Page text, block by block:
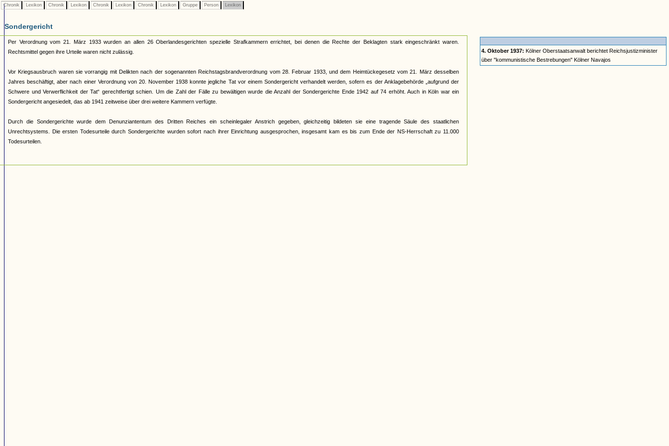
Chronik Lexikon Chronik Lexikon Chronik Lexikon Chronik Lexikon Gruppe Person Lexikon
Sondergericht
Per Verordnung vom 21. März 1933 wurden an allen 26 Oberlandesgerichten spezielle Strafkammern errichtet, bei denen die Rechte der Beklagten stark eingeschränkt waren.
Rechtsmittel gegen ihre Urteile waren nicht zulässig.
Vor Kriegsausbruch waren sie vorrangig mit Delikten nach der sogenannten Reichstagsbrandverordnung vom 28. Februar 1933, und dem Heimtückegesetz vom 21. März desselben
Jahres beschäftigt, aber nach einer Verordnung von 20. November 1938 konnte jegliche Tat vor einem Sondergericht verhandelt werden, sofern es der Anklagebehörde „aufgrund der
Schwere und Verwerflichkeit der Tat“ gerechtfertigt schien. Um die Zahl der Fälle zu bewältigen wurde die Anzahl der Sondergerichte Ende 1942 auf 74 erhöht. Auch in Köln war ein
Sondergericht angesiedelt, das ab 1941 zeitweise über drei weitere Kammern verfügte.
Durch die Sondergerichte wurde dem Denunziantentum des Dritten Reiches ein scheinlegaler Anstrich gegeben, gleichzeitig bildeten sie eine tragende Säule des staatlichen
Unrechtsystems. Die ersten Todesurteile durch Sondergerichte wurden sofort nach ihrer Einrichtung ausgesprochen, insgesamt kam es bis zum Ende der NS-Herrschaft zu 11.000
Todesurteilen.
4. Oktober 1937: Kölner Oberstaatsanwalt berichtet Reichsjustizminister
über "kommunistische Bestrebungen" Kölner Navajos